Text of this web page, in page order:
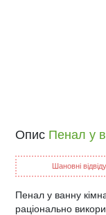
Опис Пенал у
Шановні
Пенал у ванну
раціонально